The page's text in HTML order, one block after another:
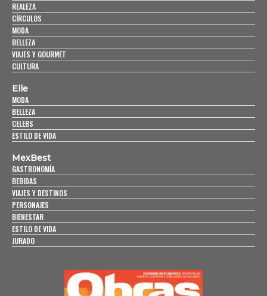
REALEZA
CÍRCULOS
MODA
BELLEZA
VIAJES Y GOURMET
CULTURA
Elle
MODA
BELLEZA
CELEBS
ESTILO DE VIDA
MexBest
GASTRONOMÍA
BEBIDAS
VIAJES Y DESTINOS
PERSONAJES
BIENESTAR
ESTILO DE VIDA
JURADO